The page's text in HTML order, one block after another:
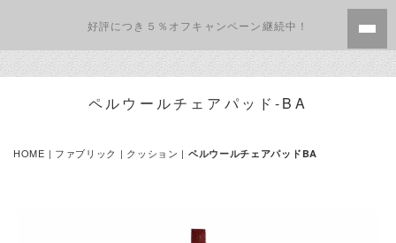
好評につき５％オフキャンペーン継続中！
ペルウールチェアパッド-BA
HOME | ファブリック | クッション | ペルウールチェアパッドBA